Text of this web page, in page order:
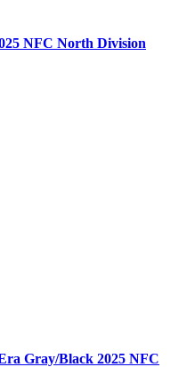
NFC North Division
Gray/Black 2025 NFC